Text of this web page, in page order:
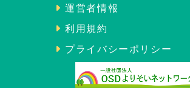
運営者情報
利用規約
プライバシーポリシー